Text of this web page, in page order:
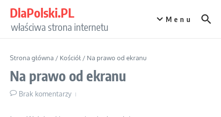
DlaPolski.PL
właściwa strona internetu
Menu
Strona główna / Kościół / Na prawo od ekranu
Na prawo od ekranu
Brak komentarzy